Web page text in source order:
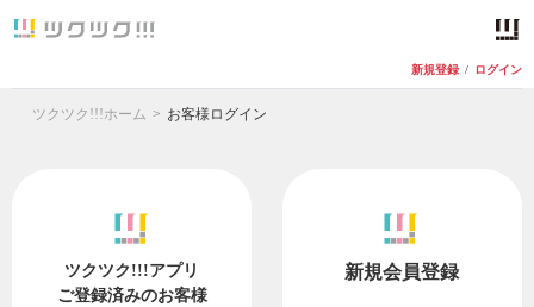
新規登録 / ログイン
ツクツク!!!ホーム お客様ログイン
ツクツク!!!アプリ
ご登録済みのお客様
新規会員登録